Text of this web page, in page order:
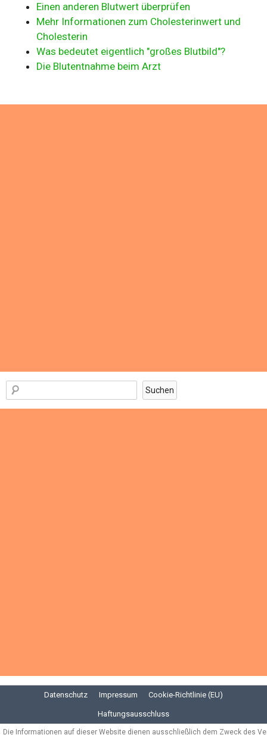
Einen anderen Blutwert überprüfen
Mehr Informationen zum Cholesterinwert und
Cholesterin
Was bedeutet eigentlich "großes Blutbild"?
Die Blutentnahme beim Arzt
Datenschutz Impressum Cookie-Richtlinie (EU)
Haftungsausschluss